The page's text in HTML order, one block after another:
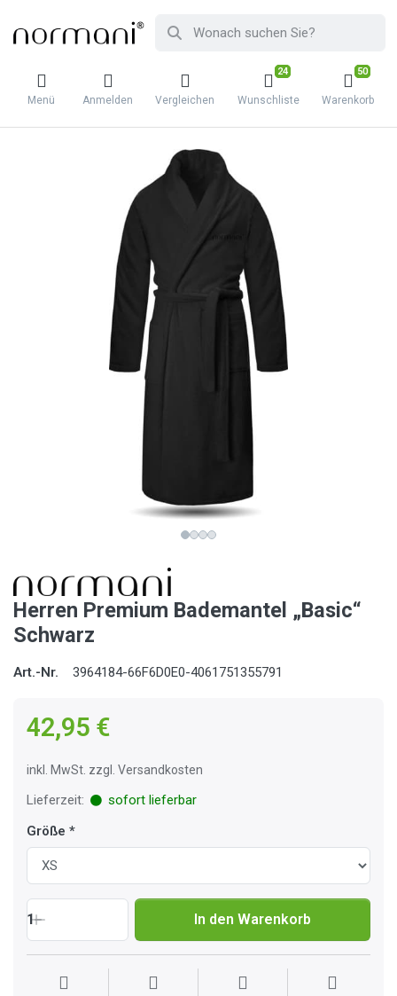
Menü Anmelden Vergleichen
24
Wunschliste
50
Warenkorb
Herren Premium Bademantel „Basic“
Schwarz
Art.-Nr. 3964184-66F6D0E0-4061751355791
42,95 €
inkl. MwSt. zzgl. Versandkosten
Lieferzeit:
sofort lieferbar
Größe
1 In den Warenkorb